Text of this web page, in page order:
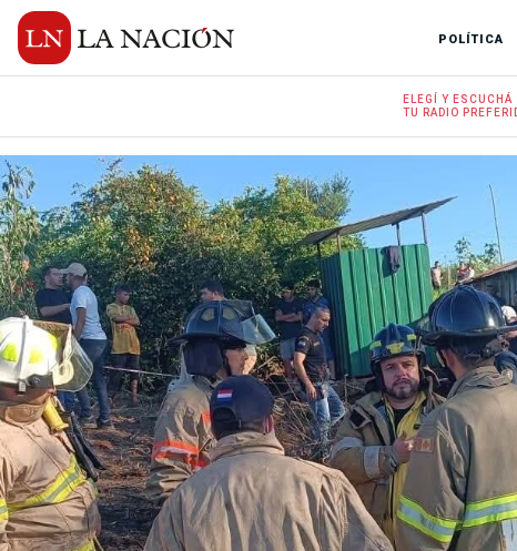
POLÍTICA
ELEGÍ Y ESCUCHÁ
TU RADIO